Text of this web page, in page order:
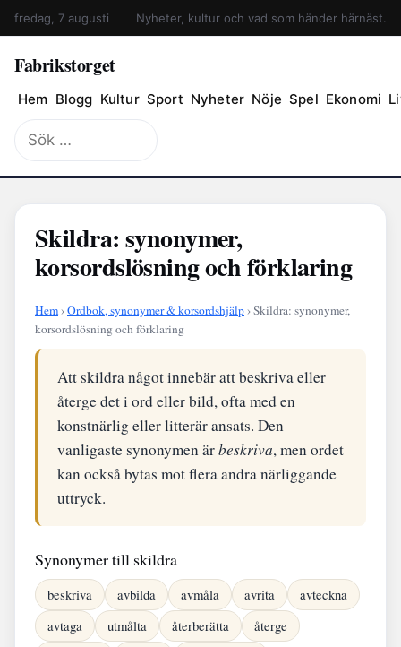
fredag, 7 augusti Nyheter, kultur och vad som händer härnäst.
Fabrikstorget
Hem Blogg Kultur Sport Nyheter Nöje Spel Ekonomi
Sök
efter:
Skildra: synonymer,
korsordslösning och förklaring
Hem›Ordbok, synonymer & korsordshjälp› Skildra: synonymer,
korsordslösning och förklaring
Att skildra något innebär att beskriva eller
återge det i ord eller bild, ofta med en
konstnärlig eller litterär ansats. Den
vanligaste synonymen ärbeskriva, men ordet
kan också bytas mot flera andra närliggande
uttryck.
Synonymer till skildra
beskriva avbilda avmåla avrita
avteckna
avtaga
utmålta återberätta
återge